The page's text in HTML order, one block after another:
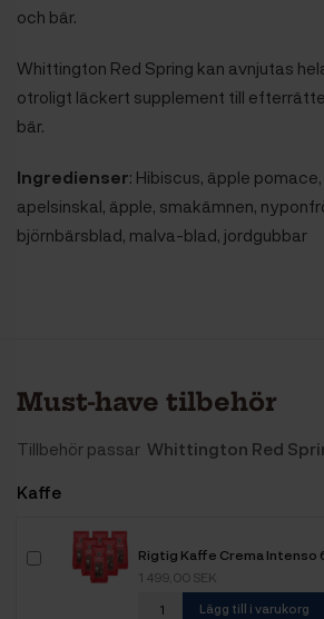
och bär.
Whittington Red Spring kan avnjutas
otroligt läckert supplement till
bär.
Ingredienser: Hibiscus, äpple
apelsinskal, äpple, smakämnen,
björnbärsblad, malva-blad, jordgubbar
Must-have tilbehör
Tillbehör passar Whittington Red
Kaffe
Rigtig Kaffe Crema Intenso
1 499,00 SEK
Lägg till i varukorg